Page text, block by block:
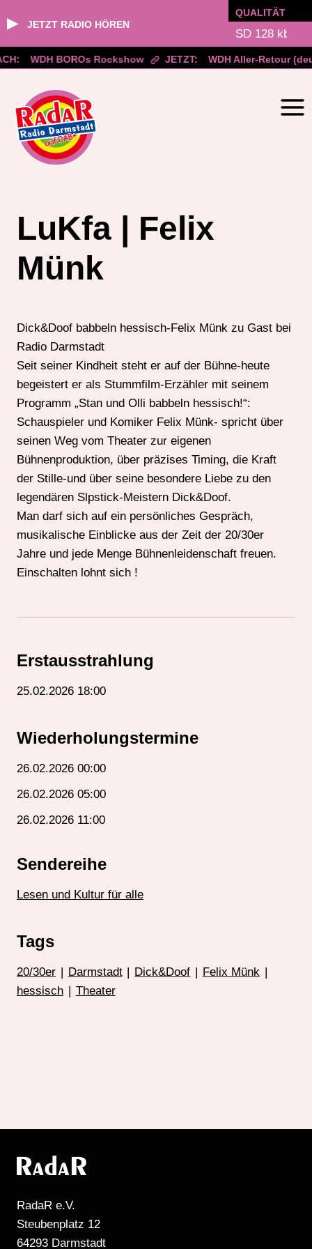
▶ JETZT RADIO HÖREN
QUALITÄT
WDH BOROs Rockshow JETZT: WDH Aller-Retour
springen
LuKfa | Felix
Münk
Dick&Doof babbeln hessisch-Felix Münk zu Gast bei
Radio Darmstadt
Seit seiner Kindheit steht er auf der Bühne-heute
begeistert er als Stummfilm-Erzähler mit seinem
Programm „Stan und Olli babbeln hessisch!“:
Schauspieler und Komiker Felix Münk- spricht über
seinen Weg vom Theater zur eigenen
Bühnenproduktion, über präzises Timing, die Kraft
der Stille-und über seine besondere Liebe zu den
legendären Slpstick-Meistern Dick&Doof.
Man darf sich auf ein persönliches Gespräch,
musikalische Einblicke aus der Zeit der 20/30er
Jahre und jede Menge Bühnenleidenschaft freuen.
Einschalten lohnt sich !
Erstausstrahlung
25.02.2026 18:00
Wiederholungstermine
26.02.2026 00:00
26.02.2026 05:00
26.02.2026 11:00
Sendereihe
Lesen und Kultur für alle
Tags
20/30er Darmstadt Dick&Doof Felix Münk
hessisch
Theater
RadaR e.V.
Steubenplatz 12
64293 Darmstadt